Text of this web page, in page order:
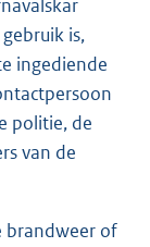
is,
ingediende
politie, de
van de
brandweer of